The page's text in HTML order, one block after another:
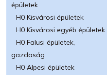
épületek
H0 Kisvárosi épületek
H0 Kisvárosi egyéb épületek
H0 Falusi épületek,
gazdaság
H0 Alpesi épületek